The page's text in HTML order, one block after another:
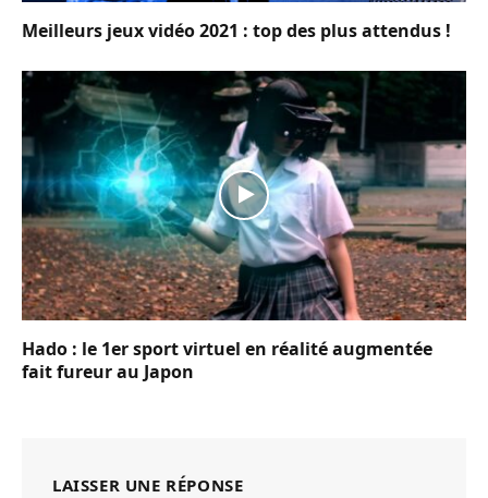
Meilleurs jeux vidéo 2021 : top des plus attendus !
Hado : le 1er sport virtuel en réalité augmentée
fait fureur au Japon
LAISSER UNE RÉPONSE